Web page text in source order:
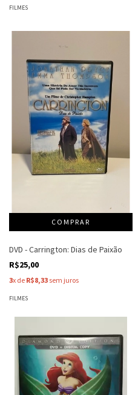
FILMES
DVD - Carrington: Dias de Paixão
R$25,00
3x de R$8,33 sem juros
FILMES